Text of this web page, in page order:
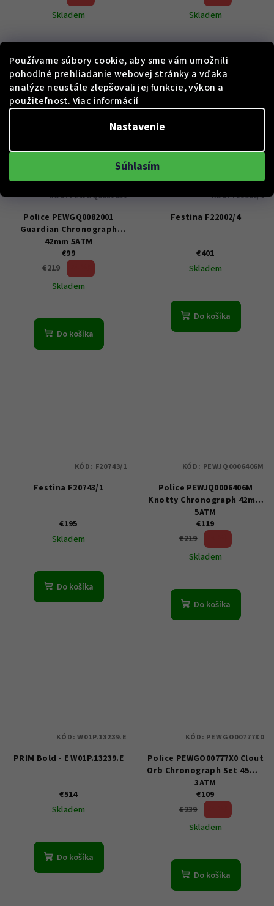
Používame súbory cookie, aby sme vám umožnili
pohodlné prehliadanie webovej stránky a vďaka
analýze neustále zlepšovali jej funkcie, výkon a
použiteľnosť. Viac informácií
Nastavenie
Súhlasím
Skladem
Do košíka
Skladem
Do košíka
Police PEWGQ0082001
Guardian Chronograph
42mm 5ATM
€99
€219
Skladem
Do košíka
KÓD:PEWGQ0082001
Festina F22002/4
€401
Skladem
Do košíka
KÓD:F22002/4
Festina F20743/1
€195
Skladem
Do košíka
KÓD: F20743/1
Police PEWJQ0006406M
Knotty Chronograph 42mm
5ATM
€119
€219
Skladem
Do košíka
KÓD: PEWJQ0006406M
PRIM Bold - E W01P.13239.E
€514
Skladem
Do košíka
KÓD:W01P.13239.E
Police PEWGO00777X0 Clout
Orb Chronograph Set 45mm
3ATM
€109
€239
Skladem
Do košíka
KÓD: PEWGO00777X0